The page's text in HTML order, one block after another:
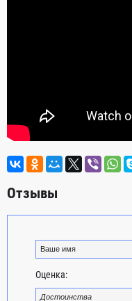
Отзывы
Оценка: